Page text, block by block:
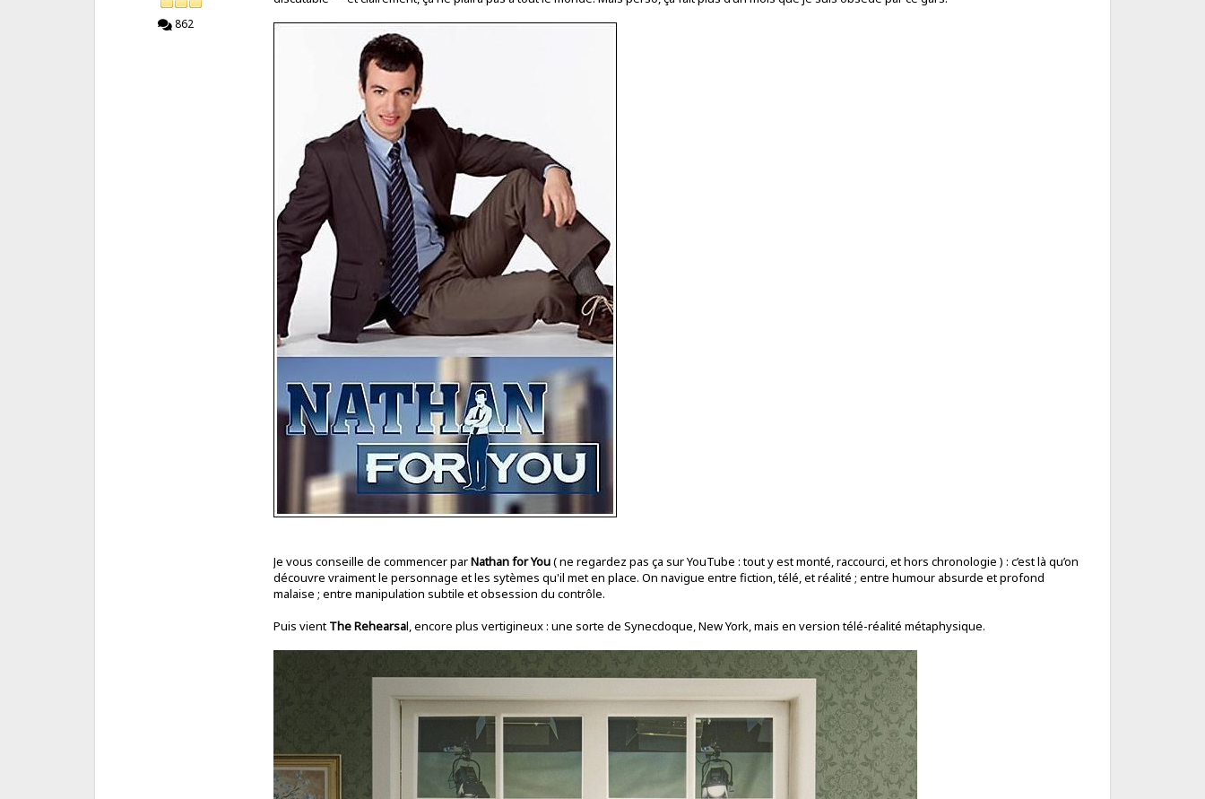
862
Je vous conseille de commencer parNathan for You( ne regardez pas ça sur YouTube : tout y est monté, raccourci, et hors chronologie ) : c’est là qu’on
découvre vraiment le personnage et les sytèmes qu'il met en place. On navigue entre fiction, télé, et réalité ; entre humour absurde et profond
malaise ; entre manipulation subtile et obsession du contrôle.
Puis vient The Rehearsal, encore plus vertigineux : une sorte de Synecdoque, New York, mais en version télé-réalité métaphysique.